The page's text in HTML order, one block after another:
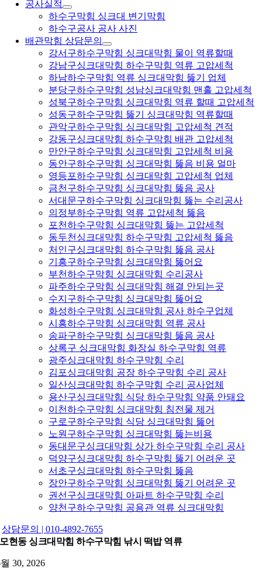
공사실적
하수구막힘 싱크대 변기막힘
하수구공사 공사 사진
배관막힘 상담문의
강서구하수구막힘 싱크대막힘 물이 역류할때
강남구싱크대막힘 하수구막힘 역류 고압세척
하남하수구막힘 역류 싱크대막힘 뚫기 업체
분당구하수구막힘 성남싱크대막힘 맨홀 고압세척
성북구하수구막힘 싱크대막힘 역류 할때 고압세척
성동구하수구막힘 뚫기 싱크대막힘 역류할때
관악구하수구막힘 싱크대막힘 고압세척 견적
강동구싱크대막힘 하수구막힘 배관 고압세척
만안구하수구막힘 싱크대막힘 고압세척 비용
동안구하수구막힘 싱크대막힘 뚫음 비용 얼마
영등포하수구막힘 싱크대막힘 고압세척 업체
금천구하수구막힘 싱크대막힘 뚫음 공사
서대문구하수구막힘 싱크대막힘 뚫는 수리공사
의정부하수구막힘 역류 고압세척 뚫음
포천하수구막힘 싱크대막힘 뚫는 고압세척
동두천싱크대막힘 하수구막힘 고압세척 뚫음
처인구싱크대막힘 하수구막힘 뚫음 공사
기흥구하수구막힘 싱크대막힘 뚫어요
부천하수구막힘 싱크대막힘 수리공사
파주하수구막힘 싱크대막힘 해결 안되는곳
수지구하수구막힘 싱크대막힘 뚫어요
화성하수구막힘 싱크대막힘 공사 하수구업체
시흥하수구막힘 싱크대막힘 역류 공사
송파구하수구막힘 싱크대막힘 뚫음 공사
상록구 싱크대막힘 화장실 하수구막힘 역류
광주싱크대막힘 하수구막힘 수리
김포싱크대막힘 공장 하수구막힘 수리 공사
일산싱크대막힘 하수구막힘 수리 공사업체
용산구싱크대막힘 식당 하수구막힘 약품 안돼요
이천하수구막힘 싱크대막힘 침전물 제거
구로구하수구막힘 식당 싱크대막힘 뚫어
노원구하수구막힘 싱크대막힘 뚫는비용
동대문구싱크대막힘 상가 하수구막힘 수리 공사
덕양구싱크대막힘 하수구막힘 뚫기 어려운 곳
서초구싱크대막힘 하수구막힘 뚫음
장안구하수구막힘 싱크대막힘 뚫기 어려운 곳
권선구싱크대막힘 아파트 하수구막힘 수리
양천구하수구막힘 공용관 역류 싱크대막힘
상담문의 | 010-4892-7655
모현동 싱크대막힘 하수구막힘 낚시 떡밥 역류
30, 2026